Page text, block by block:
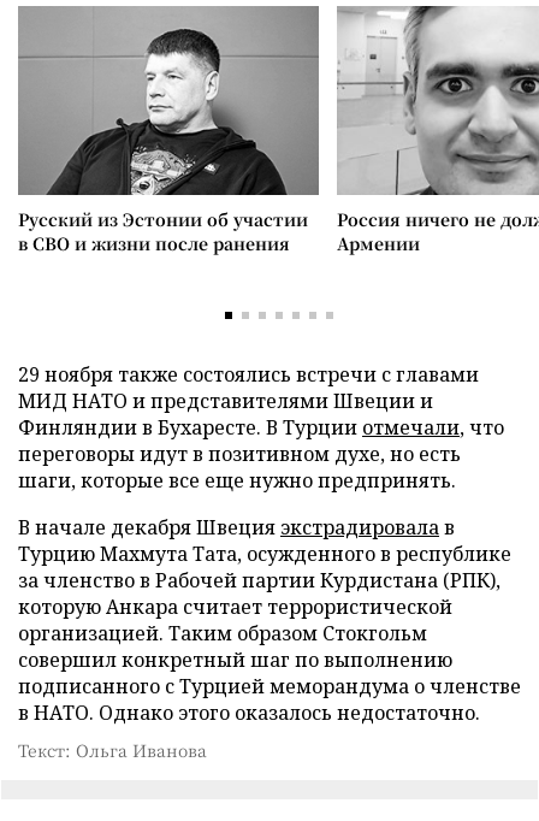
Русский из Эстонии об участии
в СВО и жизни после ранения
Россия ничего не
Армении
29 ноября также состоялись встречи с главами
МИД НАТО и представителями Швеции и
Финляндии в Бухаресте. В Турции отмечали, что
переговоры идут в позитивном духе, но есть
шаги, которые все еще нужно предпринять.
В начале декабря Швеция экстрадировалав
Турцию Махмута Тата, осужденного в республике
за членство в Рабочей партии Курдистана (РПК),
которую Анкара считает террористической
организацией. Таким образом Стокгольм
совершил конкретный шаг по выполнению
подписанного с Турцией меморандума о членстве
в НАТО. Однако этого оказалось недостаточно.
Текст: Ольга Иванова